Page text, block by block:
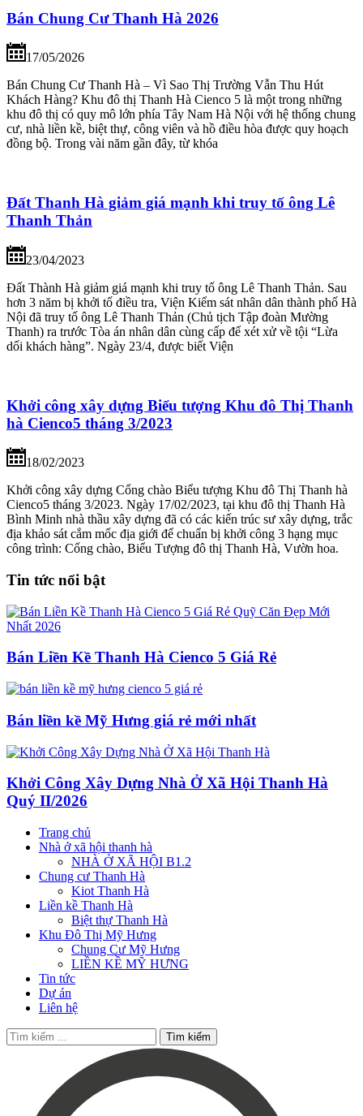
Bán Chung Cư Thanh Hà 2026
17/05/2026
Bán Chung Cư Thanh Hà – Vì Sao Thị Trường Vẫn Thu Hút
Khách Hàng? Khu đô thị Thanh Hà Cienco 5 là một trong những
khu đô thị có quy mô lớn phía Tây Nam Hà Nội với hệ thống chung
cư, nhà liền kề, biệt thự, công viên và hồ điều hòa được quy hoạch
đồng bộ. Trong vài năm gần đây, từ khóa
Đất Thanh Hà giảm giá mạnh khi truy tố ông Lê
Thanh Thản
23/04/2023
Đất Thành Hà giảm giá mạnh khi truy tố ông Lê Thanh Thản. Sau
hơn 3 năm bị khởi tố điều tra, Viện Kiểm sát nhân dân thành phố Hà
Nội đã truy tố ông Lê Thanh Thản (Chủ tịch Tập đoàn Mường
Thanh) ra trước Tòa án nhân dân cùng cấp để xét xử về tội “Lừa
dối khách hàng”. Ngày 23/4, được biết Viện
Khởi công xây dựng Biểu tượng Khu đô Thị Thanh
hà Cienco5 tháng 3/2023
18/02/2023
Khởi công xây dựng Cổng chào Biểu tượng Khu đô Thị Thanh hà
Cienco5 tháng 3/2023. Ngày 17/02/2023, tại khu đô thị Thanh Hà
Bình Minh nhà thầu xây dựng đã có các kiến trúc sư xây dựng, trắc
địa khảo sát cắm mốc địa giới để chuẩn bị khởi công 3 hạng mục
công trình: Cổng chào, Biểu Tượng đô thị Thanh Hà, Vườn hoa.
Tin tức nổi bật
Bán Liền Kề Thanh Hà Cienco 5 Giá Rẻ
Bán liền kề Mỹ Hưng giá rẻ mới nhất
Khởi Công Xây Dựng Nhà Ở Xã Hội Thanh Hà
Quý II/2026
Trang chủ
Nhà ở xã hội thanh hà
NHÀ Ở XÃ HỘI B1.2
Chung cư Thanh Hà
Kiot Thanh Hà
Liền kề Thanh Hà
Biệt thự Thanh Hà
Khu Đô Thị Mỹ Hưng
Chung Cư Mỹ Hưng
LIỀN KỀ MỸ HƯNG
Tin tức
Dự án
Liên hệ